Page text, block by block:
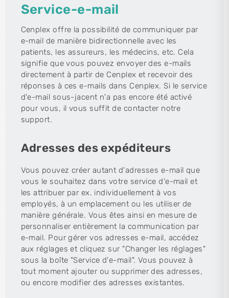
Service-e-mail
Cenplex offre la possibilité de communiquer par
e-mail de manière bidirectionnelle avec les
patients, les assureurs, les médecins, etc. Cela
signifie que vous pouvez envoyer des e-mails
directement à partir de Cenplex et recevoir des
réponses à ces e-mails dans Cenplex. Si le service
d'e-mail sous-jacent n'a pas encore été activé
pour vous, il vous suffit de contacter notre
support.
Adresses des expéditeurs
Vous pouvez créer autant d'adresses e-mail que
vous le souhaitez dans votre service d'e-mail et
les attribuer par ex. individuellement à vos
employés, à un emplacement ou les utiliser de
manière générale. Vous êtes ainsi en mesure de
personnaliser entièrement la communication par
e-mail. Pour gérer vos adresses e-mail, accédez
aux réglages et cliquez sur "Changer les réglages"
sous la boîte "Service d'e-mail". Vous pouvez à
tout moment ajouter ou supprimer des adresses,
ou encore modifier des adresses existantes.